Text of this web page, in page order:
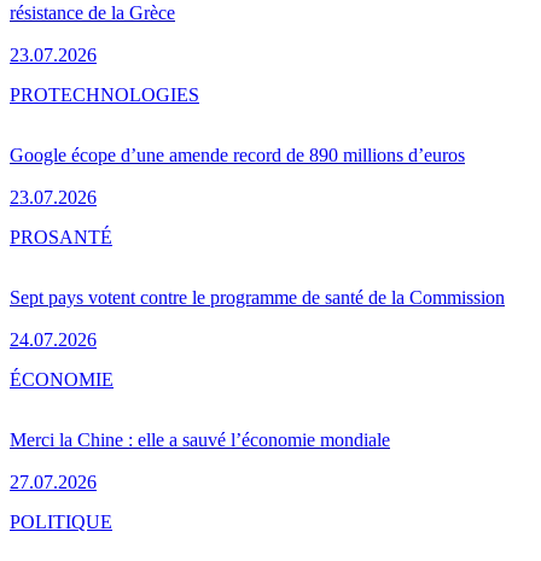
résistance de la Grèce
23.07.2026
Google écope d’une amende record de 890 millions d’euros
23.07.2026
PROTECHNOLOGIES
Sept pays votent contre le programme de santé de la Commission
24.07.2026
PROSANTÉ
Merci la Chine : elle a sauvé l’économie mondiale
27.07.2026
ÉCONOMIE
POLITIQUE